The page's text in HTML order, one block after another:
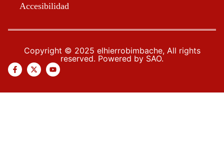
Accesibilidad
Copyright © 2025 elhierrobimbache, All rights
reserved. Powered by SAO.